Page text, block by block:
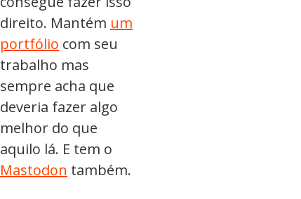
direito. Mantém um
portfólio com seu
trabalho mas
sempre acha que
deveria fazer algo
melhor do que
aquilo lá. E tem o
Mastodon também.